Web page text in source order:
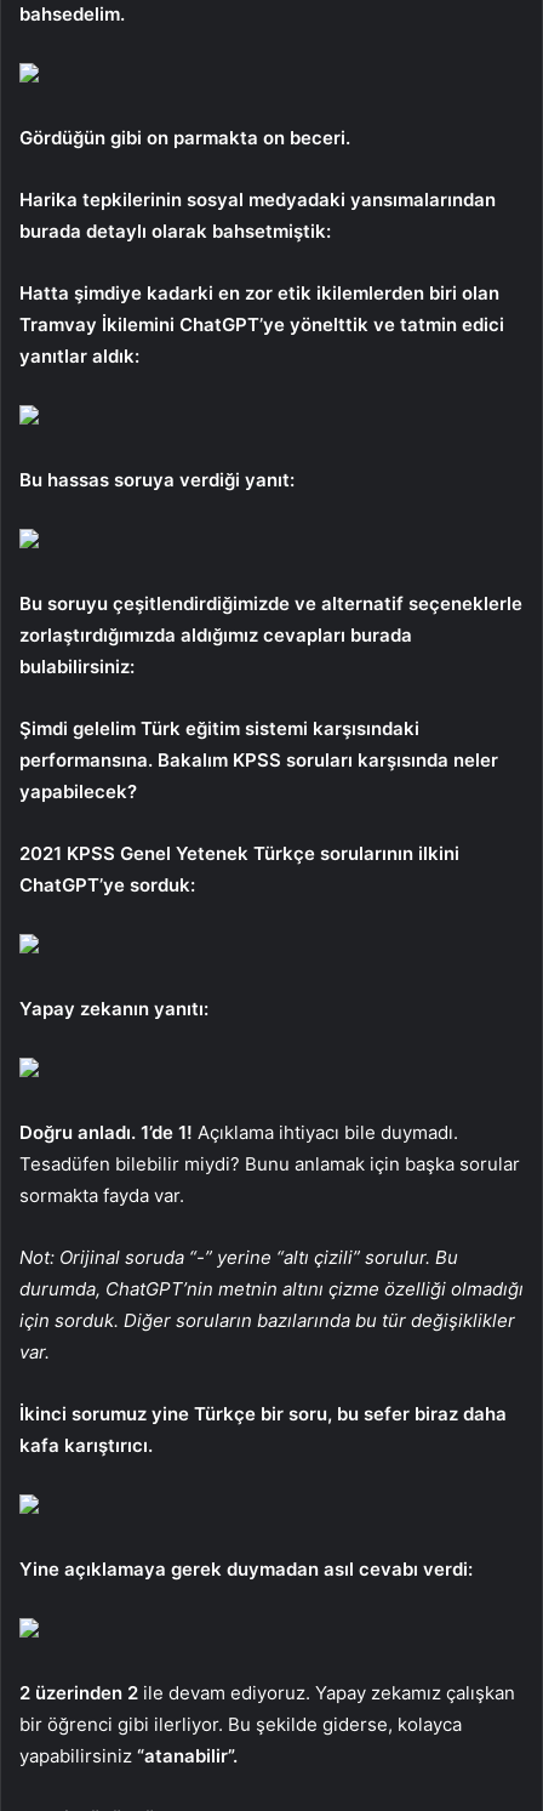
bahsedelim.
Gördüğün gibi on parmakta on beceri.
Harika tepkilerinin sosyal medyadaki yansımalarından
burada detaylı olarak bahsetmiştik:
Hatta şimdiye kadarki en zor etik ikilemlerden biri olan
Tramvay İkilemini ChatGPT’ye yönelttik ve tatmin edici
yanıtlar aldık:
Bu hassas soruya verdiği yanıt:
Bu soruyu çeşitlendirdiğimizde ve alternatif seçeneklerle
zorlaştırdığımızda aldığımız cevapları burada
bulabilirsiniz:
Şimdi gelelim Türk eğitim sistemi karşısındaki
performansına. Bakalım KPSS soruları karşısında neler
yapabilecek?
2021 KPSS Genel Yetenek Türkçe sorularının ilkini
ChatGPT’ye sorduk:
Yapay zekanın yanıtı:
Doğru anladı. 1’de 1! Açıklama ihtiyacı bile duymadı.
Tesadüfen bilebilir miydi? Bunu anlamak için başka sorular
sormakta fayda var.
Not: Orijinal soruda “-” yerine “altı çizili” sorulur. Bu
durumda, ChatGPT’nin metnin altını çizme özelliği olmadığı
için sorduk. Diğer soruların bazılarında bu tür değişiklikler
var.
İkinci sorumuz yine Türkçe bir soru, bu sefer biraz daha
kafa karıştırıcı.
Yine açıklamaya gerek duymadan asıl cevabı verdi:
2 üzerinden 2 ile devam ediyoruz. Yapay zekamız çalışkan
bir öğrenci gibi ilerliyor. Bu şekilde giderse, kolayca
yapabilirsiniz “atanabilir”.